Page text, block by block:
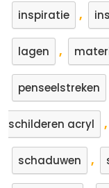
inspiratie ,
lagen ,
penseelstreken
schilderen acryl ,
schaduwen ,